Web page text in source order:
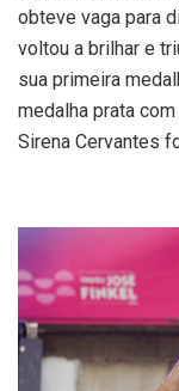
obteve vaga para
voltou a brilhar e
sua primeira
medalha prata
Sirena Cervantes